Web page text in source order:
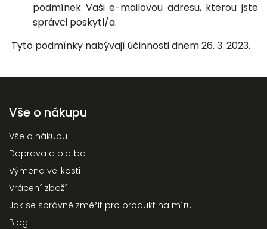
podmínek Vaši e-mailovou adresu, kterou jste
správci poskytl/a.
Tyto podmínky nabývají účinnosti dnem 26. 3. 2023.
Vše o nákupu
Vše o nákupu
Doprava a platba
Výměna velikosti
Vrácení zboží
Jak se správně změřit pro produkt na míru
Blog